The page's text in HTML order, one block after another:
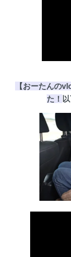
【おーたんの
た！